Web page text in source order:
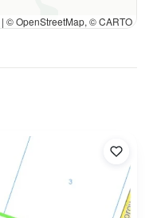
| © OpenStreetMap, © CARTO